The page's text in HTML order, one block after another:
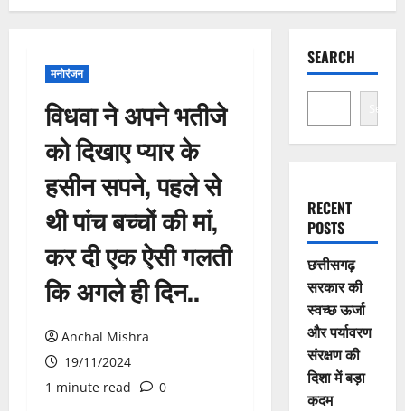
मनोरंजन
विधवा ने अपने भतीजे
को दिखाए प्यार के
हसीन सपने, पहले से
थी पांच बच्चों की मां,
कर दी एक ऐसी गलती
कि अगले ही दिन..
Anchal Mishra
19/11/2024
1 minute read
0
SEARCH
Search
RECENT
POSTS
छत्तीसगढ़
सरकार की
स्वच्छ ऊर्जा
और पर्यावरण
संरक्षण की
दिशा में बड़ा
कदम